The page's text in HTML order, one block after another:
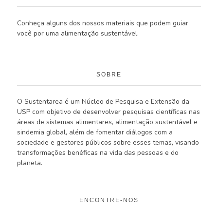
Conheça alguns dos nossos materiais que podem guiar
você por uma alimentação sustentável.
SOBRE
O Sustentarea é um Núcleo de Pesquisa e Extensão da
USP com objetivo de desenvolver pesquisas científicas nas
áreas de sistemas alimentares, alimentação sustentável e
sindemia global, além de fomentar diálogos com a
sociedade e gestores públicos sobre esses temas, visando
transformações benéficas na vida das pessoas e do
planeta.
ENCONTRE-NOS